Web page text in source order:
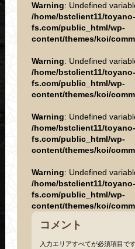
Warning: Undefined
/home/bstclient11/
fs.com/public_html/wp-
content/themes/koi/
Warning: Undefined
/home/bstclient11/
fs.com/public_html/wp-
content/themes/koi/
Warning: Undefined
/home/bstclient11/
fs.com/public_html/wp-
content/themes/koi/
Warning: Undefined
/home/bstclient11/
fs.com/public_html/wp-
content/themes/koi/
コメント
入力エリアすべてが必須項目で